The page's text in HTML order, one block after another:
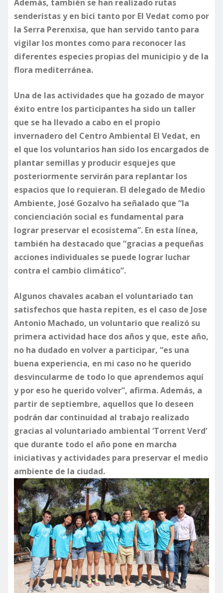
Además, también se han realizado rutas
senderistas y en bici tanto por El Vedat como por
la Serra Perenxisa, que han servido tanto para
vigilar los montes como para reconocer las
diferentes especies propias del municipio y de la
flora mediterránea.
Una de las actividades que ha gozado de mayor
éxito entre los participantes ha sido un taller
que se ha llevado a cabo en el propio
invernadero del Centro Ambiental El Vedat, en
el que los voluntarios han sido los encargados de
plantar semillas y producir esquejes que
posteriormente servirán para replantar los
espacios que lo requieran. El delegado de Medio
Ambiente, José Gozalvo ha señalado que “la
concienciación social es fundamental para
lograr preservar el ecosistema”. En esta línea,
también ha destacado que “gracias a pequeñas
acciones individuales se puede lograr luchar
contra el cambio climático”.
Algunos chavales acaban el voluntariado tan
satisfechos que hasta repiten, es el caso de Jose
Antonio Machado, un voluntario que realizó su
primera actividad hace dos años y que, este año,
no ha dudado en volver a participar, “es una
buena experiencia, en mi caso no he querido
desvincularme de todo lo que aprendemos aquí
y por eso he querido volver”, afirma. Además, a
partir de septiembre, aquellos que lo deseen
podrán dar continuidad al trabajo realizado
gracias al voluntariado ambiental ‘Torrent Verd’
que durante todo el año pone en marcha
iniciativas y actividades para preservar el medio
ambiente de la ciudad.